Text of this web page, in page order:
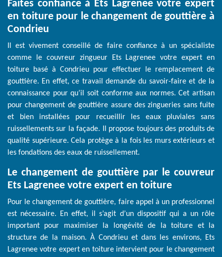
Faites confiance à Ets Lagrenee votre expert
en toiture pour le changement de gouttière à
Condrieu
Il est vivement conseillé de faire confiance à un spécialiste
comme le couvreur zingueur Ets Lagrenee votre expert en
toiture basé à Condrieu pour effectuer le remplacement de
gouttière. En effet, ce travail demande du savoir-faire et de la
connaissance pour qu’il soit conforme aux normes. Cet artisan
pour changement de gouttière assure des zingueries sans fuite
et bien installées pour recueillir les eaux pluviales sans
ruissellements sur la façade. Il propose toujours des produits de
qualité supérieure. Cela protège à la fois les murs extérieurs et
les fondations des eaux de ruissellement.
Le changement de gouttière par le couvreur
Ets Lagrenee votre expert en toiture
Pour le changement de gouttière, faire appel à un professionnel
est nécessaire. En effet, il s’agit d’un dispositif qui a un rôle
important pour maximiser la longévité de la toiture et la
structure de la maison. À Condrieu et dans les environs, Ets
Lagrenee votre expert en toiture intervient pour le changement